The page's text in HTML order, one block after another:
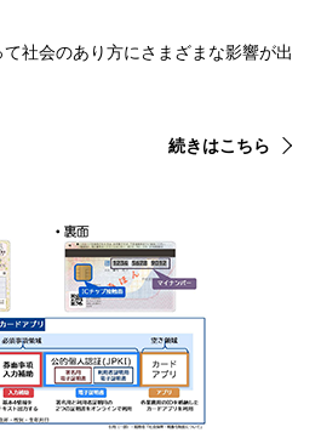
社会のあり方にさまざまな影響が出
続きはこちら